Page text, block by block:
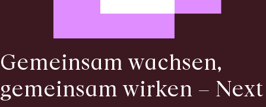
Gemeinsam wachsen,
gemeinsam wirken – Next